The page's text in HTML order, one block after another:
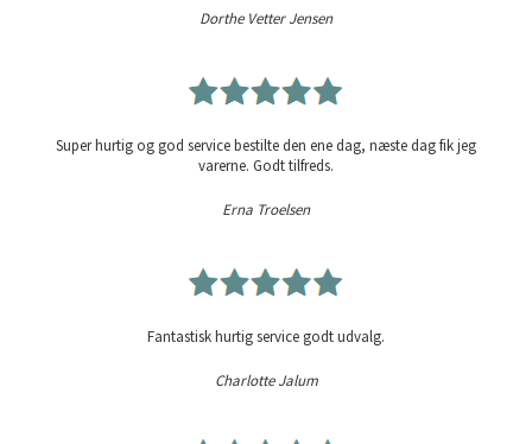
Dorthe Vetter Jensen
Super hurtig og god service bestilte den ene dag, næste dag fik jeg
varerne. Godt tilfreds.
Erna Troelsen
Fantastisk hurtig service godt udvalg.
Charlotte Jalum